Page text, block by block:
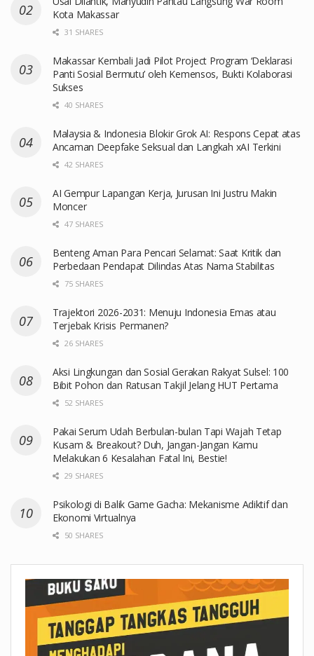
Kota Makassar
31 SHARES
Makassar Kembali Jadi Pilot Project Program ‘Deklarasi
Panti Sosial Bermutu’ oleh Kemensos, Bukti Kolaborasi
Sukses
40 SHARES
Malaysia & Indonesia Blokir Grok AI: Respons Cepat atas
Ancaman Deepfake Seksual dan Langkah xAI Terkini
42 SHARES
AI Gempur Lapangan Kerja, Jurusan Ini Justru Makin
Moncer
47 SHARES
Benteng Aman Para Pencari Selamat: Saat Kritik dan
Perbedaan Pendapat Dilindas Atas Nama Stabilitas
75 SHARES
Trajektori 2026-2031: Menuju Indonesia Emas atau
Terjebak Krisis Permanen?
26 SHARES
Aksi Lingkungan dan Sosial Gerakan Rakyat Sulsel: 100
Bibit Pohon dan Ratusan Takjil Jelang HUT Pertama
52 SHARES
Pakai Serum Udah Berbulan-bulan Tapi Wajah Tetap
Kusam & Breakout? Duh, Jangan-Jangan Kamu
Melakukan 6 Kesalahan Fatal Ini, Bestie!
29 SHARES
Psikologi di Balik Game Gacha: Mekanisme Adiktif dan
Ekonomi Virtualnya
50 SHARES